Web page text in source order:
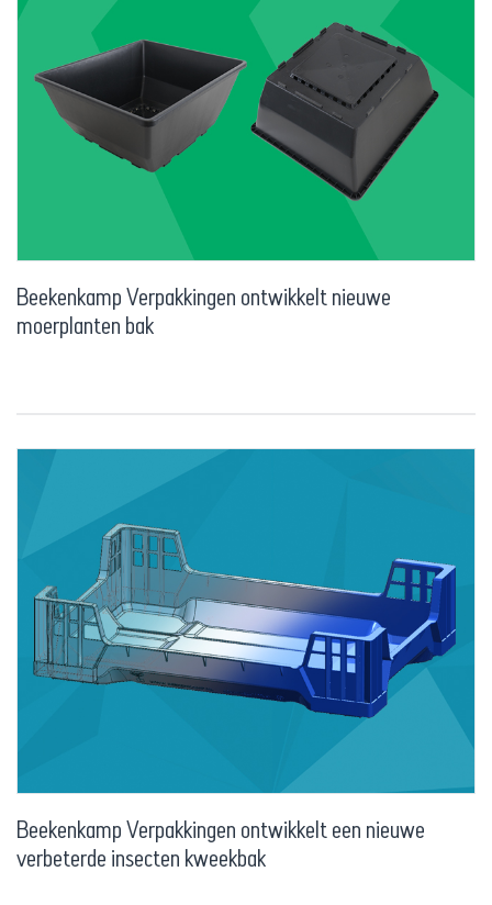
Beekenkamp Verpakkingen ontwikkelt nieuwe
moerplanten bak
Beekenkamp Verpakkingen ontwikkelt een nieuwe
verbeterde insecten kweekbak